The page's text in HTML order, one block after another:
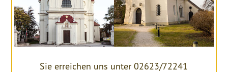
Sie erreichen uns unter 02623/72241